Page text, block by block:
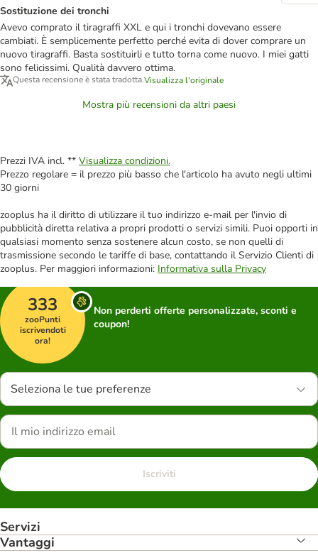
Sostituzione dei tronchi
Avevo comprato il tiragraffi XXL e qui i tronchi dovevano essere
cambiati. È semplicemente perfetto perché evita di dover comprare un
nuovo tiragraffi. Basta sostituirli e tutto torna come nuovo. I miei gatti
sono felicissimi. Qualità davvero ottima.
Questa recensione è stata tradotta.Visualizza l'originale
Mostra più recensioni da altri paesi
Prezzi IVA incl. ** Visualizza condizioni.
Prezzo regolare = il prezzo più basso che l'articolo ha avuto negli ultimi
30 giorni
zooplus ha il diritto di utilizzare il tuo indirizzo e-mail per l'invio di
pubblicità diretta relativa a propri prodotti o servizi simili. Puoi opporti in
qualsiasi momento senza sostenere alcun costo, se non quelli di
trasmissione secondo le tariffe di base, contattando il Servizio Clienti di
zooplus. Per maggiori informazioni: Informativa sulla Privacy
333
zooPunti
iscrivendoti
ora!
Non perderti offerte personalizzate, sconti e
coupon!
Seleziona le tue preferenze
Iscriviti
Servizi
Vantaggi